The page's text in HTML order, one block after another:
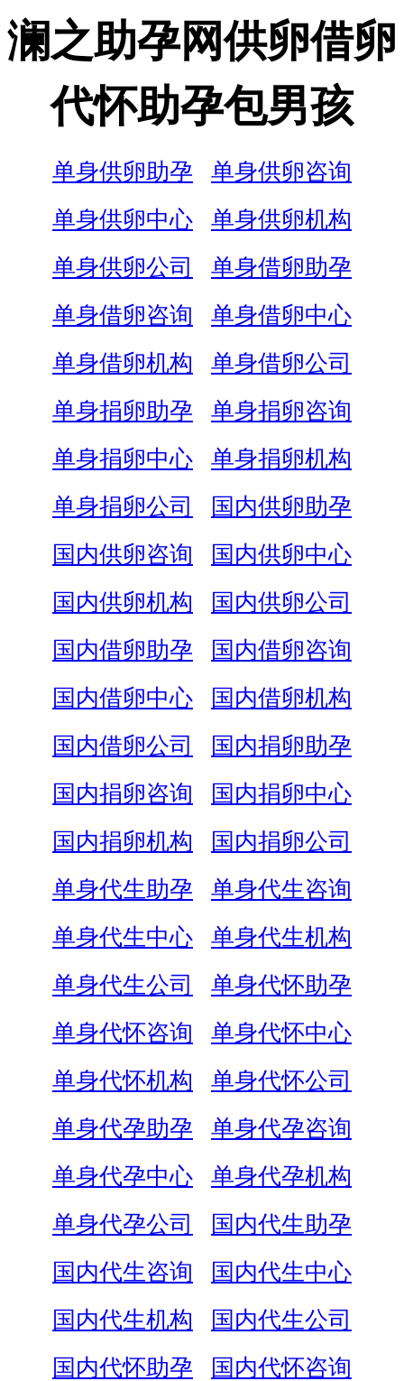
澜之助孕网供卵借卵
代怀助孕包男孩
单身供卵助孕
单身供卵咨询
单身供卵中心
单身供卵机构
单身供卵公司
单身借卵助孕
单身借卵咨询
单身借卵中心
单身借卵机构
单身借卵公司
单身捐卵助孕
单身捐卵咨询
单身捐卵中心
单身捐卵机构
单身捐卵公司
国内供卵助孕
国内供卵咨询
国内供卵中心
国内供卵机构
国内供卵公司
国内借卵助孕
国内借卵咨询
国内借卵中心
国内借卵机构
国内借卵公司
国内捐卵助孕
国内捐卵咨询
国内捐卵中心
国内捐卵机构
国内捐卵公司
单身代生助孕
单身代生咨询
单身代生中心
单身代生机构
单身代生公司
单身代怀助孕
单身代怀咨询
单身代怀中心
单身代怀机构
单身代怀公司
单身代孕助孕
单身代孕咨询
单身代孕中心
单身代孕机构
单身代孕公司
国内代生助孕
国内代生咨询
国内代生中心
国内代生机构
国内代生公司
国内代怀助孕
国内代怀咨询